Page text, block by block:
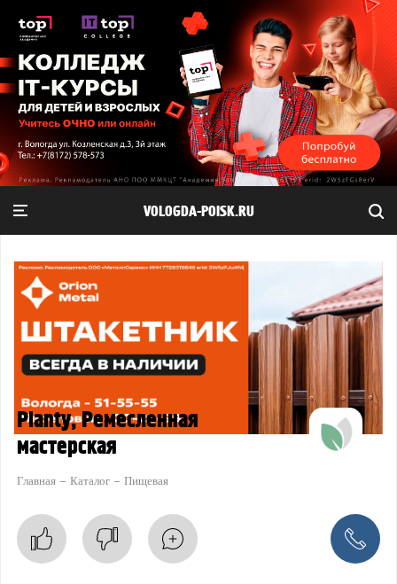
VOLOGDA-POISK.RU
Planty, Ремесленная
мастерская
Главная Каталог Пищевая